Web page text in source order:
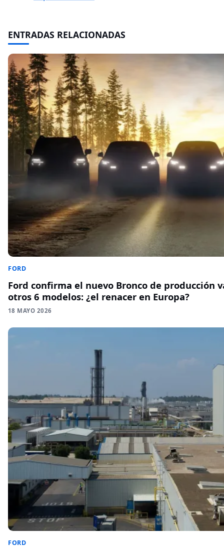
ENTRADAS RELACIONADAS
FORD
Ford confirma el nuevo Bronco de producción
otros 6 modelos: ¿el renacer en Europa?
18 MAYO 2026
FORD